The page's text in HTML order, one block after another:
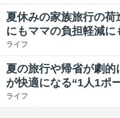
夏休みの家族旅行の
にもママの負担軽減に
ライフ
夏の旅行や帰省が劇
が快適になる“1人1ポ
ライフ